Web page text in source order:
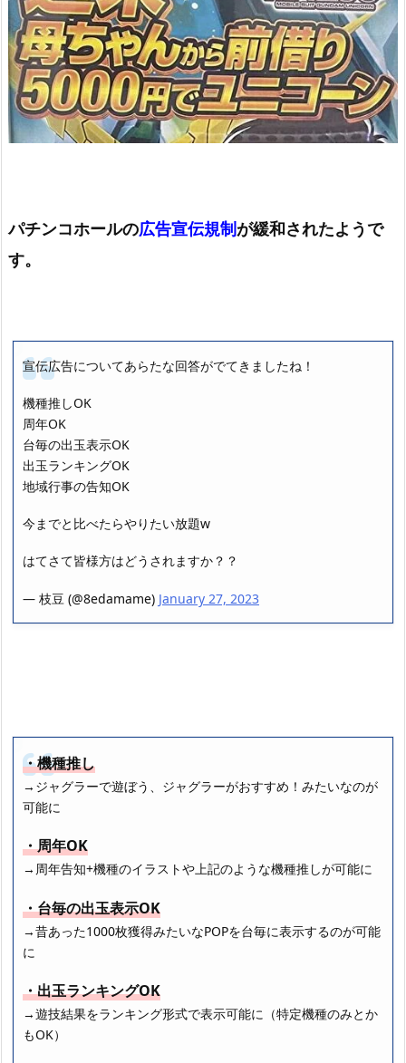
パチンコホールの広告宣伝規制が緩和されたようで
す。
宣伝広告についてあらたな回答がでてきましたね！
機種推しOK
周年OK
台毎の出玉表示OK
出玉ランキングOK
地域行事の告知OK
今までと比べたらやりたい放題w
はてさて皆様方はどうされますか？？
— 枝豆 (@8edamame) January 27, 2023
・機種推し
→ジャグラーで遊ぼう、ジャグラーがおすすめ！みたいなのが
可能に
・周年OK
→周年告知+機種のイラストや上記のような機種推しが可能に
・台毎の出玉表示OK
→昔あった1000枚獲得みたいなPOPを台毎に表示するのが可能
に
・出玉ランキングOK
→遊技結果をランキング形式で表示可能に（特定機種のみとか
もOK）